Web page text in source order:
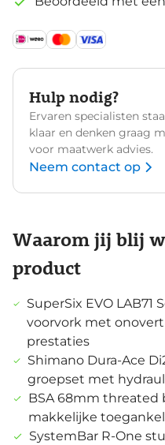
Hulp nodig?
Ervaren specialisten
klaar en denken graag
voor maatwerk advies.
Neem contact op
Waarom jij blij
product
SuperSix EVO LAB71
voorvork met
prestaties
Shimano Dura-Ace
groepset met
BSA 68mm
makkelijke
SystemBar R-One